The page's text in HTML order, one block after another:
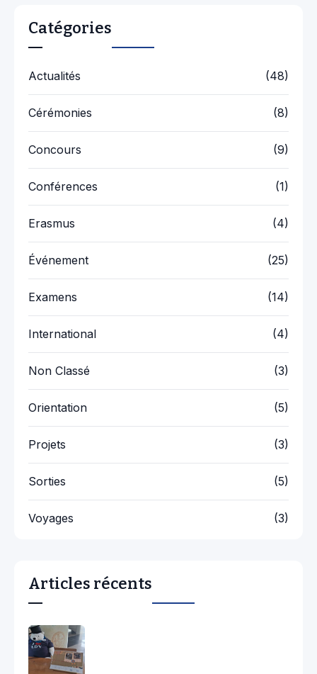
Catégories
Actualités (48)
Cérémonies (8)
Concours (9)
Conférences (1)
Erasmus (4)
Événement (25)
Examens (14)
International (4)
Non Classé (3)
Orientation (5)
Projets (3)
Sorties (5)
Voyages (3)
Articles récents